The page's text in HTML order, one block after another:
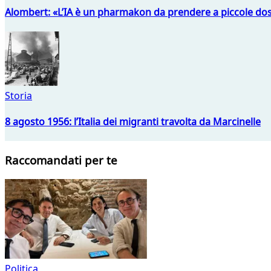
Alombert: «L’IA è un pharmakon da prendere a piccole
Storia
8 agosto 1956: l’Italia dei migranti travolta da Marcinelle
Raccomandati per te